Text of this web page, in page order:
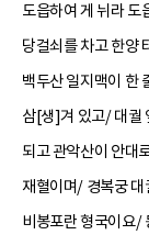
도읍하여 게 뉘라
당걸쇠를 차고 한양
백두산 일지맥이 한
삼[생]겨 있고/ 대궐
되고 관악산이 안대
재혈이며/ 경복궁
비봉포란 형국이요/